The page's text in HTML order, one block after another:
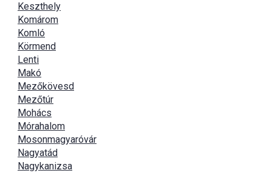
Keszthely
Komárom
Komló
Körmend
Lenti
Makó
Mezőkövesd
Mezőtúr
Mohács
Mórahalom
Mosonmagyaróvár
Nagyatád
Nagykanizsa